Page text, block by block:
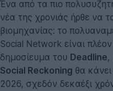
Ένα από τα πιο
νέα της χρονιάς ήρθε να
βιομηχανίας: το
Social Network είναι
δημοσίευμα του Deadline,
Social Reckoning θα
2026, σχεδόν δεκαέξι